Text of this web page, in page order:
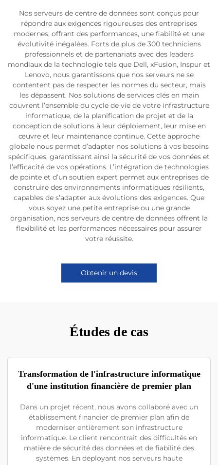
Nos serveurs de centre de données sont conçus pour
répondre aux exigences rigoureuses des entreprises
modernes, offrant des performances, une fiabilité et une
évolutivité inégalées. Forts de plus de 300 techniciens
professionnels et de partenariats avec des leaders
mondiaux de la technologie tels que Dell, xFusion, Inspur et
Lenovo, nous garantissons que nos serveurs ne se
contentent pas de respecter les normes du secteur, mais
les dépassent. Nos solutions de services clés en main
couvrent l’ensemble du cycle de vie de votre infrastructure
informatique, de la planification de projet et de la
conception de solutions à leur déploiement, leur mise en
œuvre et leur maintenance continue. Cette approche
globale nous permet d’adapter nos solutions à vos besoins
spécifiques, garantissant ainsi la sécurité de vos données et
l’efficacité de vos opérations. L’intégration de technologies
de pointe et d’un soutien expert permet aux entreprises de
construire des environnements informatiques résilients,
capables de s’adapter aux évolutions des exigences. Que
vous soyez une petite entreprise ou une grande
organisation, nos serveurs de centre de données offrent la
flexibilité et les performances nécessaires pour assurer
votre réussite.
Obtenir un devis
Études de cas
Transformation de l'infrastructure informatique
d'une institution financière de premier plan
Dans un projet récent, nous avons collaboré avec un
établissement financier de premier plan afin de
moderniser entièrement son infrastructure
informatique. Le client rencontrait des difficultés en
matière de sécurité des données et de fiabilité des
systèmes. En déployant nos serveurs haute